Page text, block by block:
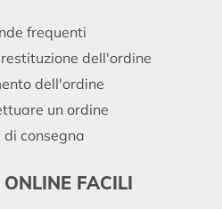
frequenti
dell'ordine
dell'ordine
un ordine
di consegna
FACILI